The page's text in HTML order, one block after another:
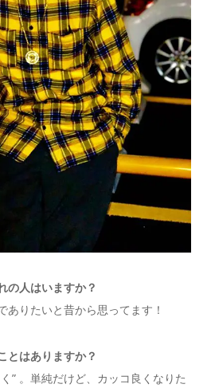
の人はいますか？
ありたいと昔から思ってます！
とはありますか？
” 。単純だけど、カッコ良くなりた